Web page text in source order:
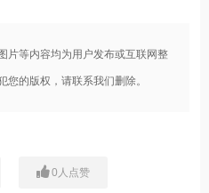
片等内容均为用户发布或互联网整
的版权，请联系我们删除。
0 人点赞